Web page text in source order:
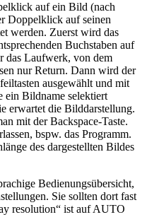
auf ein Bild (nach
Doppelklick auf seinen
werden. Zuerst wird das
Buchstaben auf
das Laufwerk, von dem
nur Return. Dann wird der
ausgewählt und mit
ein Bildname selektiert
erwartet die Bilddarstellung.
mit der Backspace-Taste.
bspw. das Programm.
des dargestellten Bildes
Bedienungsübersicht,
Sie sollten dort fast
resolution“ ist auf AUTO